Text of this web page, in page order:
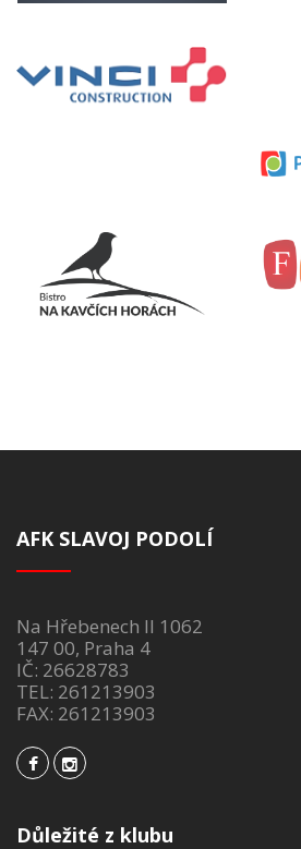
AFK SLAVOJ PODOLÍ
Na Hřebenech II 1062
147 00, Praha 4
IČ: 26628783
TEL: 261213903
FAX: 261213903
Důležité z klubu